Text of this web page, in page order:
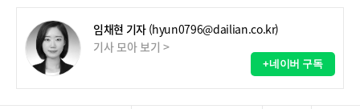
임채현 기자 (hyun0796@dailian.co.kr)
기사 모아 보기 >
+네이버 구독